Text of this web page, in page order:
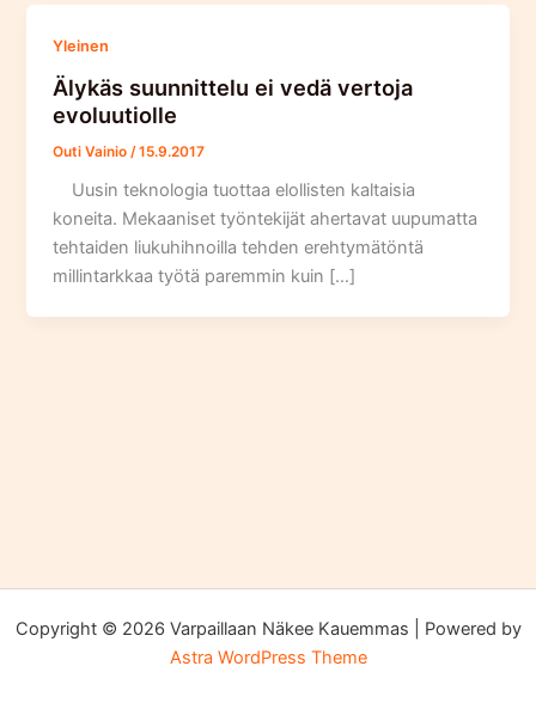
Yleinen
Älykäs suunnittelu ei vedä vertoja
evoluutiolle
Outi Vainio /15.9.2017
Uusin teknologia tuottaa elollisten kaltaisia
koneita. Mekaaniset työntekijät ahertavat uupumatta
tehtaiden liukuhihnoilla tehden erehtymätöntä
millintarkkaa työtä paremmin kuin […]
Copyright © 2026 Varpaillaan Näkee Kauemmas | Powered by
Astra WordPress Theme